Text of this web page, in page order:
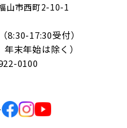
山市西町2-10-1
8:30-17:30受付）
年末年始は除く）
0100